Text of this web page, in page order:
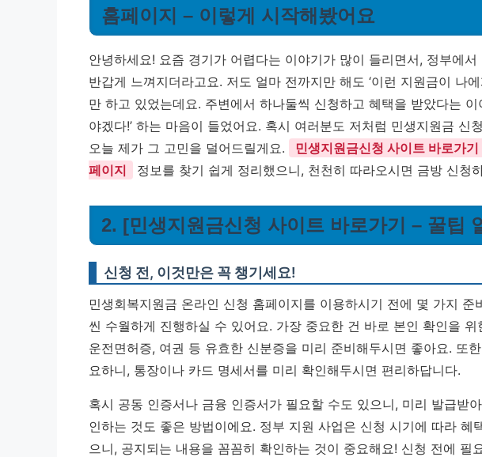
홈페이지 – 이렇게 시작해봤어요
안녕하세요! 요즘 경기가 어렵다는 이야기가 많이 들리면서, 정부에
반갑게 느껴지더라고요. 저도 얼마 전까지만 해도 ‘이런 지원금이 나
만 하고 있었는데요. 주변에서 하나둘씩 신청하고 혜택을 받았다는
야겠다!’ 하는 마음이 들었어요. 혹시 여러분도 저처럼 민생지원금 신
오늘 제가 그 고민을 덜어드릴게요.
민생지원금신청 사이트 바로가
페이지
정보를 찾기 쉽게 정리했으니, 천천히 따라오시면 금방 신청
2. [민생지원금신청 사이트 바로가기 – 꿀팁
신청 전, 이것만은 꼭 챙기세요!
민생회복지원금 온라인 신청 홈페이지를 이용하시기 전에 몇 가지 준
씬 수월하게 진행하실 수 있어요. 가장 중요한 건 바로 본인 확인을
운전면허증, 여권 등 유효한 신분증을 미리 준비해두시면 좋아요. 또
요하니, 통장이나 카드 명세서를 미리 확인해두시면 편리하답니다.
혹시 공동 인증서나 금융 인증서가 필요할 수도 있으니, 미리 발급받
인하는 것도 좋은 방법이에요. 정부 지원 사업은 신청 시기에 따라 혜
으니, 공지되는 내용을 꼼꼼히 확인하는 것이 중요해요! 신청 전에 필